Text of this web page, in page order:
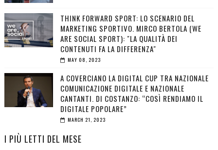
THINK FORWARD SPORT: LO SCENARIO DEL
MARKETING SPORTIVO. MIRCO BERTOLA (WE
ARE SOCIAL SPORT): "LA QUALITÀ DEI
CONTENUTI FA LA DIFFERENZA"
MAY 08, 2023
A COVERCIANO LA DIGITAL CUP TRA NAZIONALE
COMUNICAZIONE DIGITALE E NAZIONALE
CANTANTI. DI COSTANZO: “COSÌ RENDIAMO IL
DIGITALE POPOLARE”
MARCH 21, 2023
I PIÙ LETTI DEL MESE